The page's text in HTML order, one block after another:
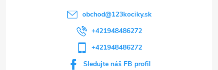
obchod@123kociky.sk
+421948486272
+421948486272
Sledujte náš FB profil